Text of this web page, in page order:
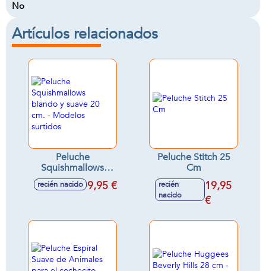
No
Artículos relacionados
Peluche
Squishmallows
blando y suave 20
cm. - Modelos
recién nacido 9,95 €
Peluche Stitch 25
Cm
recién
nacido
19,95
€